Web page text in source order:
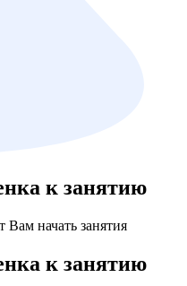
к занятию
начать занятия
к занятию